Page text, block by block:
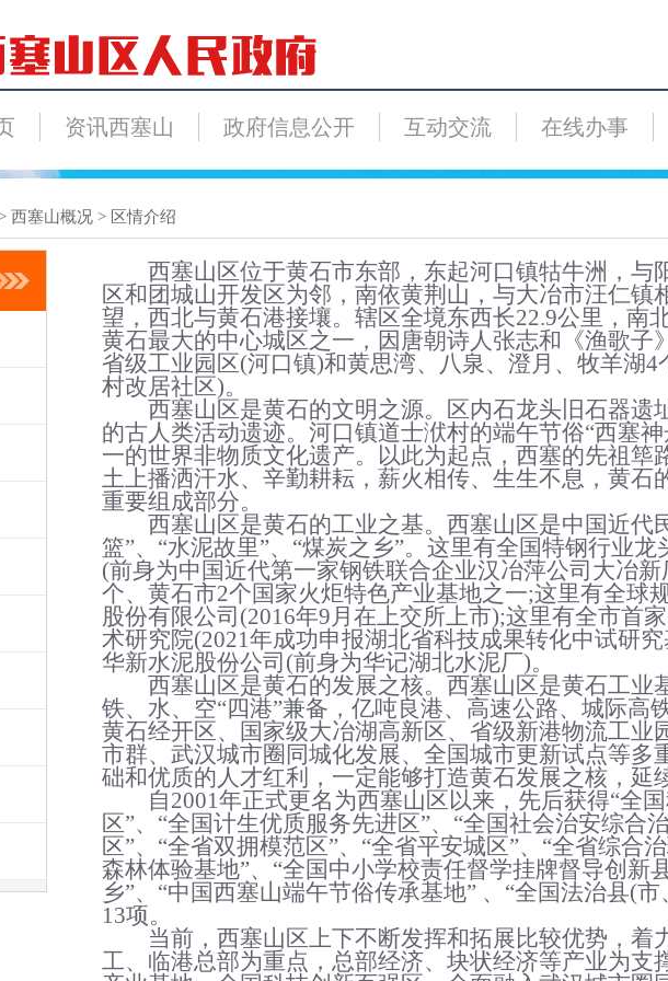
资讯西塞山 政府信息公开 互动交流 在线办事
西塞山概况> 区情介绍
西塞山区位于黄石市东部 ，东起河口镇牯牛洲，
区和团城山开发区为邻，南依黄荆山，与大冶市汪仁
望，西北与黄石港接壤。 辖区全境东西长22.9公里，南
黄石最大的中心城区之一 ， 因唐朝诗人张志和《渔歌子
省级工业园区(河口镇)和黄思湾、八泉、澄月、牧羊湖
村改居社区)。
西塞山区是黄石的文明之源。区内石龙头旧石器遗
的古人类活动遗迹。河口镇道士洑村的端午节俗“西塞
一的世界非物质文化遗产。以此为起点， 西塞的先祖筚
土上播洒汗水、辛勤耕耘，薪火相传、生生不息，黄
重要组成部分。
西塞山区是黄石的工业之基。西塞山区是中国近代
篮”、 “水泥故里”、 “煤炭之乡”。这里有全国特钢行业龙
(前身为中国近代第一家钢铁联合企业汉冶萍公司大冶
个、黄石市2个国家火炬特色产业基地之一;这里有全球
股份有限公司(2016年9月在上交所上市);这里有全市首
术研究院(2021年成功申报湖北省科技成果转化中试研
华新水泥股份公司(前身为华记湖北水泥厂)。
西塞山区是黄石的发展之核。西塞山区是黄石工业
铁、水、空“四港”兼备，亿吨良港、高速公路、城际高
黄石经开区、国家级大冶湖高新区、省级新港物流工
市群、武汉城市圈同城化发展、全国城市更新试点等
础和优质的人才红利，一定能够打造黄石发展之核，延
自2001年正式更名为西塞山区以来， 先后获得“全
区”、“全国计生优质服务先进区”、“全国社会治安综合
区”、“全省双拥模范区”、“全省平安城区”、“全省综合
森林体验基地”、“全国中小学校责任督学挂牌督导创新
乡”、“中国西塞山端午节俗传承基地” 、“全国法治县(
13项。
当前，西塞山区上下不断发挥和拓展比较优势， 着
工、临港总部为重点，总部经济、块状经济等产业为支